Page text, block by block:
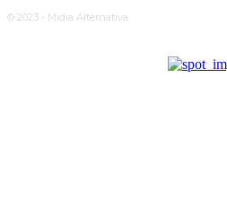
© 2023 - Midia Alternativa.